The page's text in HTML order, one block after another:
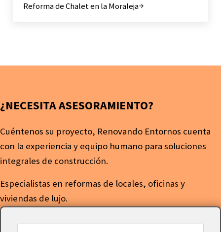
Reforma de Chalet en la Moraleja
¿NECESITA ASESORAMIENTO?
Cuéntenos su proyecto, Renovando Entornos cuenta
con la experiencia y equipo humano para soluciones
integrales de construcción.
Especialistas en reformas de locales, oficinas y
viviendas de lujo.